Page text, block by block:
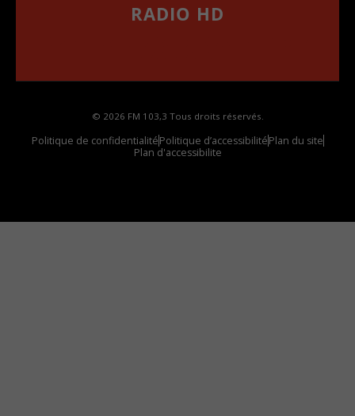
RADIO HD
© 2026 FM 103,3 Tous droits réservés.
Politique de confidentialitéPolitique d’accessibilitéPlan du site
Plan d'accessibilite